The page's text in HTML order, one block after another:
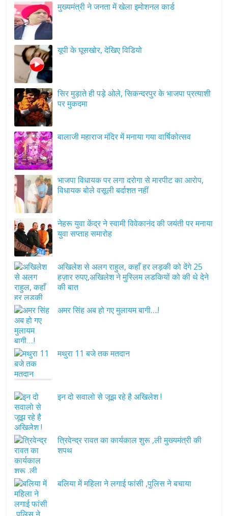
मुख्यमंत्री ने जनता में खेला इमोशनल कार्ड
यूपी के घूसखोर, देखिए विडियो
सिर मुड़ाते ही पड़े ओले, सिकन्दरपुर के भाजपा प्रत्याशी
पर मुकदमा
बालाजी महाराज मंदिर में मनाया गया वार्षिकोत्सव
भाजपा विधायक पर लगा दरोगा से मारपीट का आरोप,
विधायक बोले वसूली बर्दाशत नहीं
नेहरू युवा केंद्र ने स्वामी विवेकानंद की जयंती पर मनाया
युवा सप्ताह समारोह
अखिलेश से अलग राहुल, कहाँ हर लड़की को देंगे 25
हज़ार रुपए,अखिलेश ने मुस्लिम लडकियों को की थे देने
की बात
अमर सिंह अब हो गए मुलायम बागी….!
मथुरा 11 बजे तक मतदान
इन दो सवालो से जूझ रहे है अखिलेश !
त्रिवेन्द्र रावत का कार्यकाल शुरू ,ली मुख्यमंत्री की
शपथ
बलिया में महिला ने लगाई फांसी ,पुलिस ने बचाया